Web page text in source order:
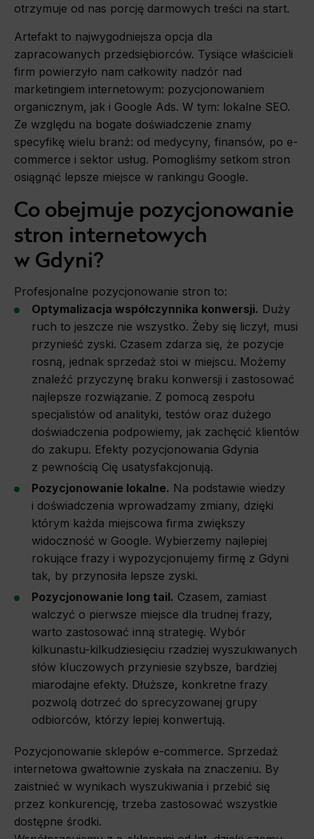
otrzymuje od nas porcję darmowych treści na start.
Artefakt to najwygodniejsza opcja dla
zapracowanych przedsiębiorców. Tysiące właścicieli
firm powierzyło nam całkowity nadzór nad
marketingiem internetowym: pozycjonowaniem
organicznym, jak i Google Ads. W tym: lokalne SEO.
Ze względu na bogate doświadczenie znamy
specyfikę wielu branż: od medycyny, finansów, po e-
commerce i sektor usług. Pomogliśmy setkom stron
osiągnąć lepsze miejsce w rankingu Google.
Co obejmuje pozycjonowanie
stron internetowych
w Gdyni?
Profesjonalne pozycjonowanie stron to:
Optymalizacja współczynnika konwersji. Duży
ruch to jeszcze nie wszystko. Żeby się liczył, musi
przynieść zyski. Czasem zdarza się, że pozycje
rosną, jednak sprzedaż stoi w miejscu. Możemy
znaleźć przyczynę braku konwersji i zastosować
najlepsze rozwiązanie. Z pomocą zespołu
specjalistów od analityki, testów oraz dużego
doświadczenia podpowiemy, jak zachęcić klientów
do zakupu. Efekty pozycjonowania Gdynia
z pewnością Cię usatysfakcjonują.
Pozycjonowanie lokalne. Na podstawie wiedzy
i doświadczenia wprowadzamy zmiany, dzięki
którym każda miejscowa firma zwiększy
widoczność w Google. Wybierzemy najlepiej
rokujące frazy i wypozycjonujemy firmę z Gdyni
tak, by przynosiła lepsze zyski.
Pozycjonowanie long tail. Czasem, zamiast
walczyć o pierwsze miejsce dla trudnej frazy,
warto zastosować inną strategię. Wybór
kilkunastu-kilkudziesięciu rzadziej wyszukiwanych
słów kluczowych przyniesie szybsze, bardziej
miarodajne efekty. Dłuższe, konkretne frazy
pozwolą dotrzeć do sprecyzowanej grupy
odbiorców, którzy lepiej konwertują.
Pozycjonowanie sklepów e-commerce. Sprzedaż
internetowa gwałtownie zyskała na znaczeniu. By
zaistnieć w wynikach wyszukiwania i przebić się
przez konkurencję, trzeba zastosować wszystkie
dostępne środki.